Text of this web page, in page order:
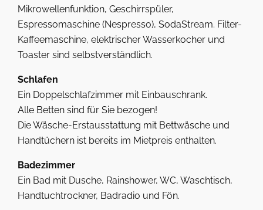
Mikrowellenfunktion, Geschirrspüler,
Espressomaschine (Nespresso), SodaStream. Filter-
Kaffeemaschine, elektrischer Wasserkocher und
Toaster sind selbstverständlich.
Schlafen
Ein Doppelschlafzimmer mit Einbauschrank.
Alle Betten sind für Sie bezogen!
Die Wäsche-Erstausstattung mit Bettwäsche und
Handtüchern ist bereits im Mietpreis enthalten.
Badezimmer
Ein Bad mit Dusche, Rainshower, WC, Waschtisch,
Handtuchtrockner, Badradio und Fön.